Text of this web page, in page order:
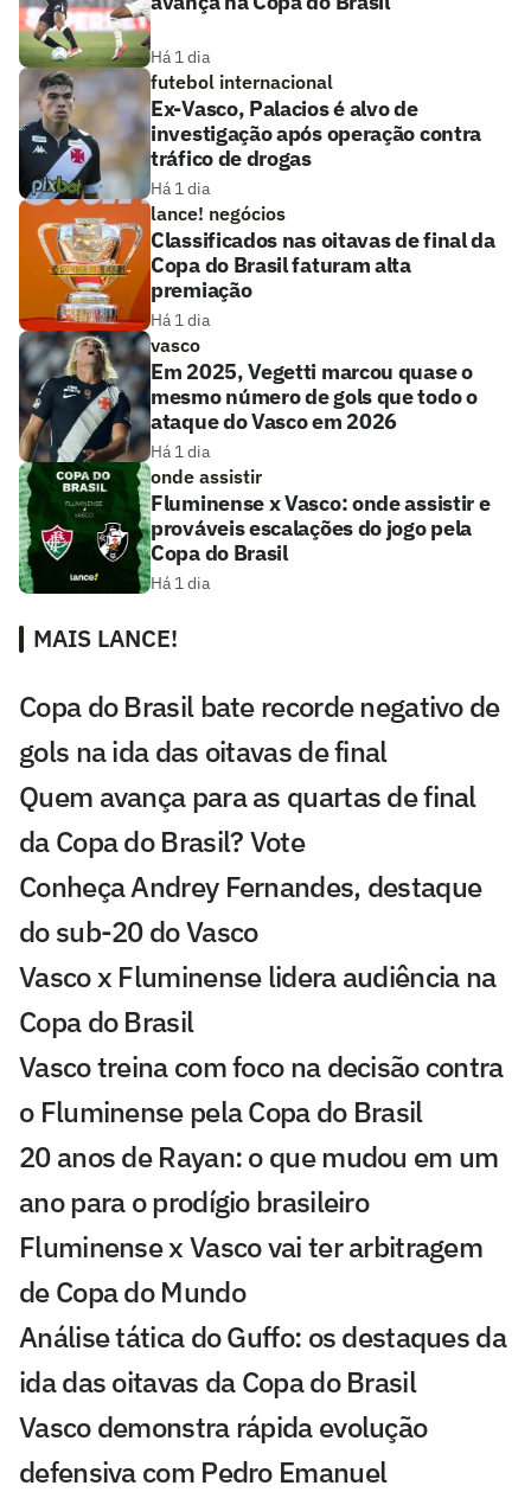
Há 1 dia
futebol internacional
Ex-Vasco, Palacios é alvo de
investigação após operação contra
tráfico de drogas
Há 1 dia
lance! negócios
Classificados nas oitavas de final da
Copa do Brasil faturam alta
premiação
Há 1 dia
vasco
Em 2025, Vegetti marcou quase o
mesmo número de gols que todo o
ataque do Vasco em 2026
Há 1 dia
onde assistir
Fluminense x Vasco: onde assistir e
prováveis escalações do jogo pela
Copa do Brasil
Há 1 dia
MAIS LANCE!
Copa do Brasil bate recorde negativo de
gols na ida das oitavas de final
Quem avança para as quartas de final
da Copa do Brasil? Vote
Conheça Andrey Fernandes, destaque
do sub-20 do Vasco
Vasco x Fluminense lidera audiência na
Copa do Brasil
Vasco treina com foco na decisão contra
o Fluminense pela Copa do Brasil
20 anos de Rayan: o que mudou em um
ano para o prodígio brasileiro
Fluminense x Vasco vai ter arbitragem
de Copa do Mundo
Análise tática do Guffo: os destaques da
ida das oitavas da Copa do Brasil
Vasco demonstra rápida evolução
defensiva com Pedro Emanuel